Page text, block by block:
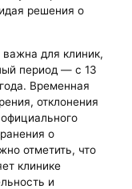
решения о
для клиник,
период — с 13
Временная
отклонения
о
отметить, что
клинике
и